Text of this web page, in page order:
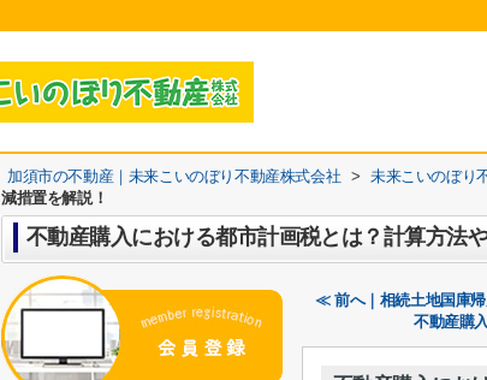
加須市の不動産｜未来こいのぼり不動産株式会社 > 未来こいのぼり
減措置を解説！
不動産購入における都市計画税とは？計算方法
≪ 前へ｜相続土地国庫
不動産購